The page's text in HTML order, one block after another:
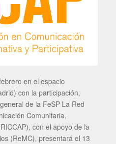
en el espacio
con la participación,
de la FeSP La Red
Comunitaria,
con el apoyo de la
(ReMC), presentará el 13